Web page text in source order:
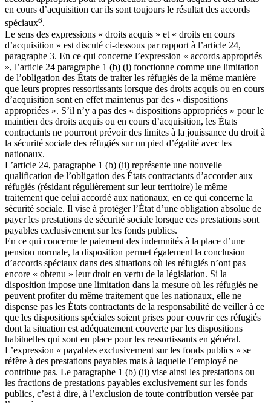
en cours d’acquisition car ils sont toujours le résultat des accords
spéciaux6.
Le sens des expressions « droits acquis » et « droits en cours
d’acquisition » est discuté ci-dessous par rapport à l’article 24,
paragraphe 3. En ce qui concerne l’expression « accords appropriés
», l’article 24 paragraphe 1 (b) (i) fonctionne comme une limitation
de l’obligation des États de traiter les réfugiés de la même manière
que leurs propres ressortissants lorsque des droits acquis ou en cours
d’acquisition sont en effet maintenus par des « dispositions
appropriées ». S’il n’y a pas des « dispositions appropriées » pour le
maintien des droits acquis ou en cours d’acquisition, les États
contractants ne pourront prévoir des limites à la jouissance du droit à
la sécurité sociale des réfugiés sur un pied d’égalité avec les
nationaux.
L’article 24, paragraphe 1 (b) (ii) représente une nouvelle
qualification de l’obligation des États contractants d’accorder aux
réfugiés (résidant régulièrement sur leur territoire) le même
traitement que celui accordé aux nationaux, en ce qui concerne la
sécurité sociale. Il vise à protéger l’État d’une obligation absolue de
payer les prestations de sécurité sociale lorsque ces prestations sont
payables exclusivement sur les fonds publics.
En ce qui concerne le paiement des indemnités à la place d’une
pension normale, la disposition permet également la conclusion
d’accords spéciaux dans des situations où les réfugiés n’ont pas
encore « obtenu » leur droit en vertu de la législation. Si la
disposition impose une limitation dans la mesure où les réfugiés ne
peuvent profiter du même traitement que les nationaux, elle ne
dispense pas les États contractants de la responsabilité de veiller à ce
que les dispositions spéciales soient prises pour couvrir ces réfugiés
dont la situation est adéquatement couverte par les dispositions
habituelles qui sont en place pour les ressortissants en général.
L’expression « payables exclusivement sur les fonds publics » se
réfère à des prestations payables mais à laquelle l’employé ne
contribue pas. Le paragraphe 1 (b) (ii) vise ainsi les prestations ou
les fractions de prestations payables exclusivement sur les fonds
publics, c’est à dire, à l’exclusion de toute contribution versée par